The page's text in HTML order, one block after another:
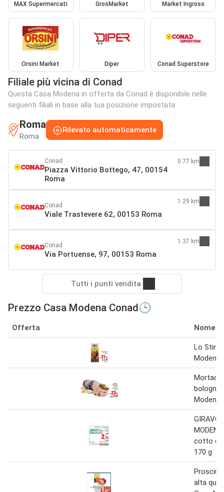
MAX Supermercati GrosMarket Market Ingross
Orsini Market Diper Conad Superstore
Filiale più vicina di Conad
Questa Casa Modena in offerta da Conad è disponibile nelle
seguenti filiali in base alla tua posizione impostata:
Roma
Roma
Rilevato automaticamente
Conad
Piazza Vittorio Bottego, 47, 00154
Roma
0.77 km
Conad
Viale Trastevere 62, 00153 Roma
1.29 km
Conad
Via Portuense, 97, 00153 Roma
1.37 km
Tutti i punti vendita
Prezzo Casa Modena Conad🕒
Offerta Nome
Lo
Modena
bologna
Modena
cotto e
170 g
alta